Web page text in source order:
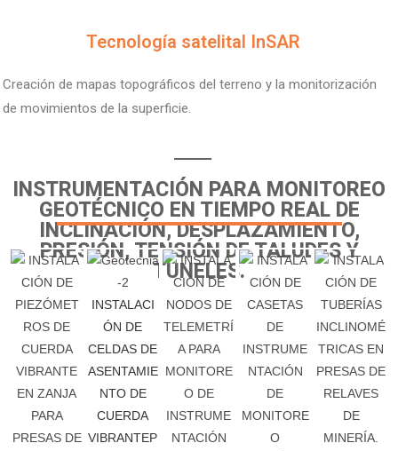
Tecnología satelital InSAR
Creación de mapas topográficos del terreno y la monitorización
de movimientos de la superficie.
INSTRUMENTACIÓN PARA MONITOREO
GEOTÉCNICO EN TIEMPO REAL DE
INCLINACIÓN, DESPLAZAMIENTO,
PRESIÓN, TENSIÓN DE TALUDES Y
TUNELES.
INSTALACI
ÓN DE
CELDAS DE
ASENTAMIE
NTO DE
CUERDA
VIBRANTEP